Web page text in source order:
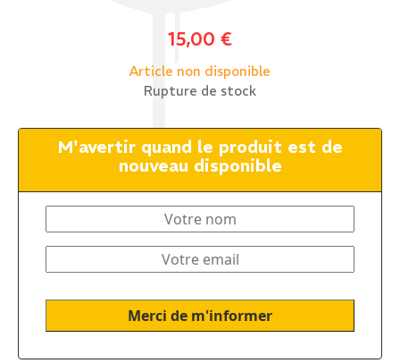
15,00 €
Article non disponible
Rupture de stock
M'avertir quand le produit est de
nouveau disponible